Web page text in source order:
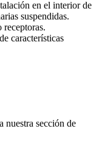
en el interior de
suspendidas.
características
nuestra sección de